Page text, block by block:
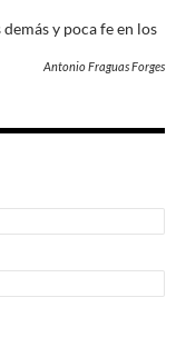
y poca fe en los
Antonio Fraguas Forges